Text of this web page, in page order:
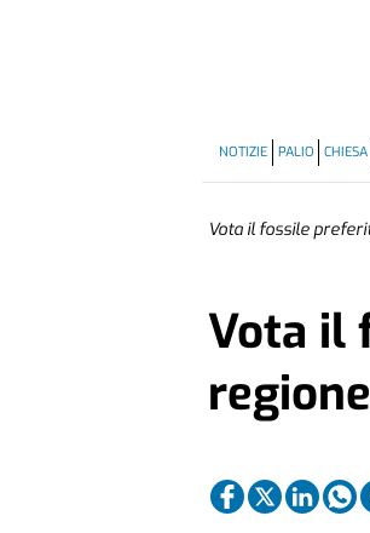
NOTIZIE PALIO CHIESA
Vota il fossile
Vota il
regione